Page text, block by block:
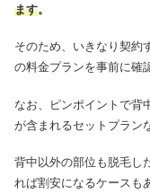
ます。
そのため、いきなり契約
の料金プランを事前に確
なお、ピンポイントで背
が含まれるセットプラン
背中以外の部位も脱毛し
れば割安になるケースも